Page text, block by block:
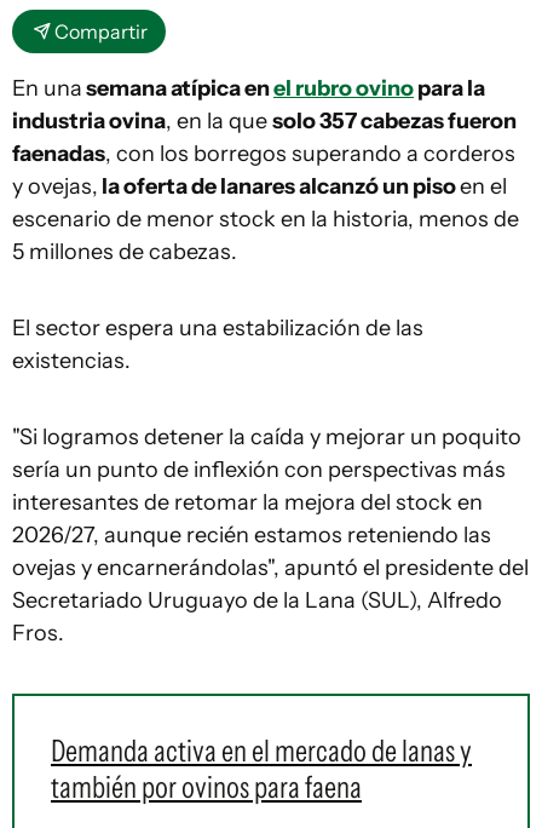
Compartir
En unasemana atípica enel rubro ovinopara la
industria ovina, en la quesolo 357 cabezas fueron
faenadas, con los borregos superando a corderos
y ovejas, la oferta de lanares alcanzó un pisoen el
escenario de menor stock en la historia, menos de
5 millones de cabezas.
El sector espera una estabilización de las
existencias.
"Si logramos detener la caída y mejorar un poquito
sería un punto de inflexión con perspectivas más
interesantes de retomar la mejora del stock en
2026/27, aunque recién estamos reteniendo las
ovejas y encarnerándolas", apuntó el presidente del
Secretariado Uruguayo de la Lana (SUL), Alfredo
Fros.
Demanda activa en el mercado de lanas y
también por ovinos para faena